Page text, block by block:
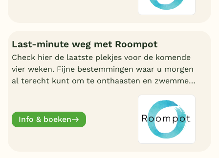
Last-minute weg met Roompot
Check hier de laatste plekjes voor de komende
vier weken. Fijne bestemmingen waar u morgen
al terecht kunt om te onthaasten en zwemmen.
Info & boeken